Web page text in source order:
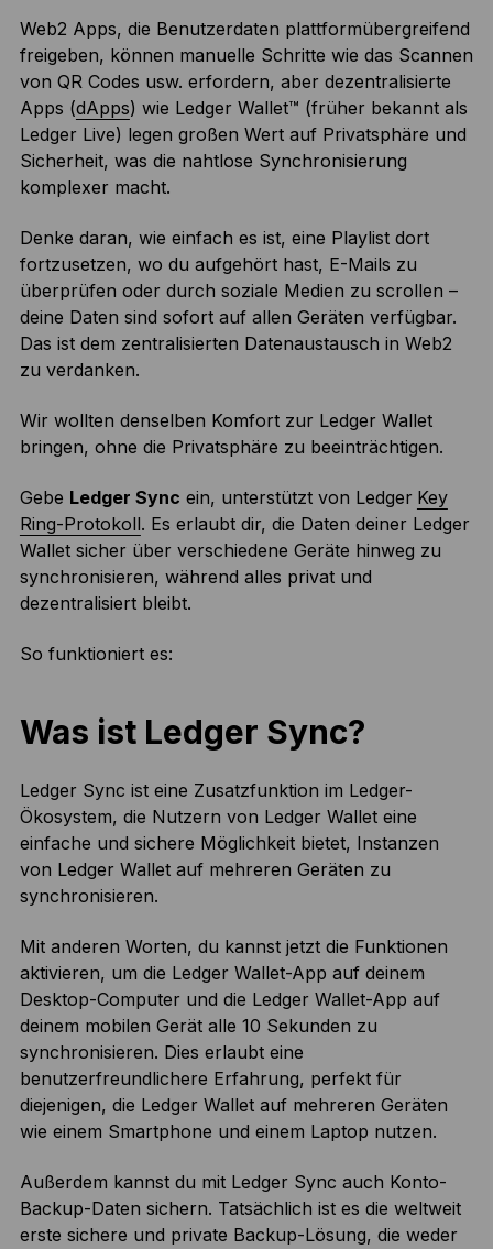
Web2 Apps, die Benutzerdaten plattformübergreifend
freigeben, können manuelle Schritte wie das Scannen
von QR Codes usw. erfordern, aber dezentralisierte
Apps (dApps) wie Ledger Wallet™ (früher bekannt als
Ledger Live) legen großen Wert auf Privatsphäre und
Sicherheit, was die nahtlose Synchronisierung
komplexer macht.
Denke daran, wie einfach es ist, eine Playlist dort
fortzusetzen, wo du aufgehört hast, E-Mails zu
überprüfen oder durch soziale Medien zu scrollen –
deine Daten sind sofort auf allen Geräten verfügbar.
Das ist dem zentralisierten Datenaustausch in Web2
zu verdanken.
Wir wollten denselben Komfort zur Ledger Wallet
bringen, ohne die Privatsphäre zu beeinträchtigen.
Gebe Ledger Sync ein, unterstützt von Ledger Key
Ring-Protokoll. Es erlaubt dir, die Daten deiner Ledger
Wallet sicher über verschiedene Geräte hinweg zu
synchronisieren, während alles privat und
dezentralisiert bleibt.
So funktioniert es:
Was ist Ledger Sync?
Ledger Sync ist eine Zusatzfunktion im Ledger-
Ökosystem, die Nutzern von Ledger Wallet eine
einfache und sichere Möglichkeit bietet, Instanzen
von Ledger Wallet auf mehreren Geräten zu
synchronisieren.
Mit anderen Worten, du kannst jetzt die Funktionen
aktivieren, um die Ledger Wallet-App auf deinem
Desktop-Computer und die Ledger Wallet-App auf
deinem mobilen Gerät alle 10 Sekunden zu
synchronisieren. Dies erlaubt eine
benutzerfreundlichere Erfahrung, perfekt für
diejenigen, die Ledger Wallet auf mehreren Geräten
wie einem Smartphone und einem Laptop nutzen.
Außerdem kannst du mit Ledger Sync auch Konto-
Backup-Daten sichern. Tatsächlich ist es die weltweit
erste sichere und private Backup-Lösung, die weder